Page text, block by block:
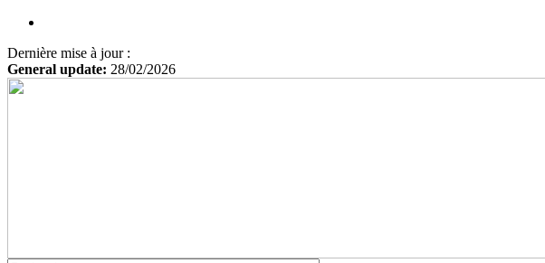
Dernière mise à jour :
General update: 28/02/2026